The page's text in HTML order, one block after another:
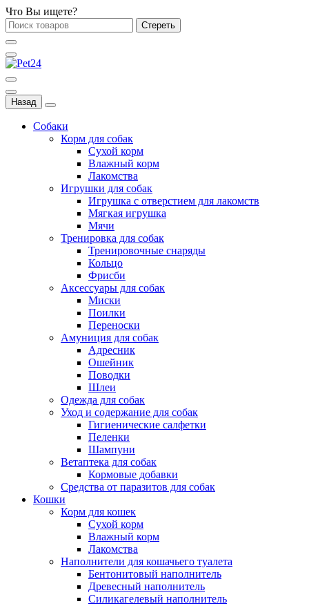
Что Вы ищете?
Стереть
Назад
Собаки
Корм для собак
Сухой корм
Влажный корм
Лакомства
Игрушки для собак
Игрушка с отверстием для лакомств
Мягкая игрушка
Мячи
Тренировка для собак
Тренировочные снаряды
Кольцо
Фрисби
Аксессуары для собак
Миски
Поилки
Переноски
Амуниция для собак
Адресник
Ошейник
Поводки
Шлеи
Одежда для собак
Уход и содержание для собак
Гигиенические салфетки
Пеленки
Шампуни
Ветаптека для собак
Кормовые добавки
Средства от паразитов для собак
Кошки
Корм для кошек
Сухой корм
Влажный корм
Лакомства
Наполнители для кошачьего туалета
Бентонитовый наполнитель
Древесный наполнитель
Силикагелевый наполнитель